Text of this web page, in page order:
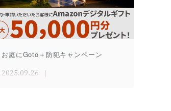
お庭にGoto＋防犯キャンペーン
2025.09.26